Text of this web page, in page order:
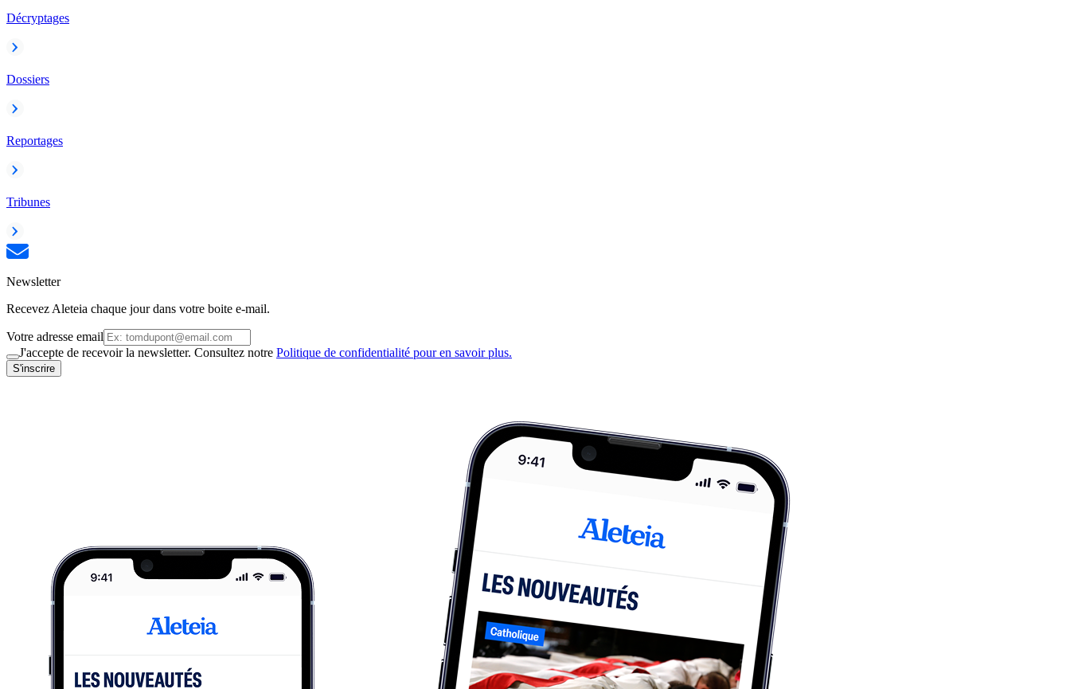
Décryptages
Dossiers
Reportages
Tribunes
Newsletter
Recevez Aleteia chaque jour dans votre boite e-mail.
Votre adresse email
J'accepte de recevoir la newsletter. Consultez notre Politique de confidentialité pour en savoir plus.
S'inscrire